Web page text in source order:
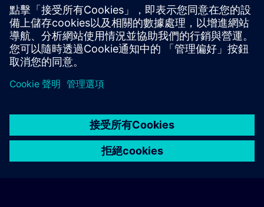
explore
若您需要針對專屬培訓課程（無論是現場、線上或於我們的
SITRAIN 培訓中心舉辦）索取報價，請填寫下方的諮詢表單。此
類請求適合較大規模的團體（6 人以上）。提供您的聯絡資料及
培訓需求後，我們將向您發送報價單。
索取專屬報價